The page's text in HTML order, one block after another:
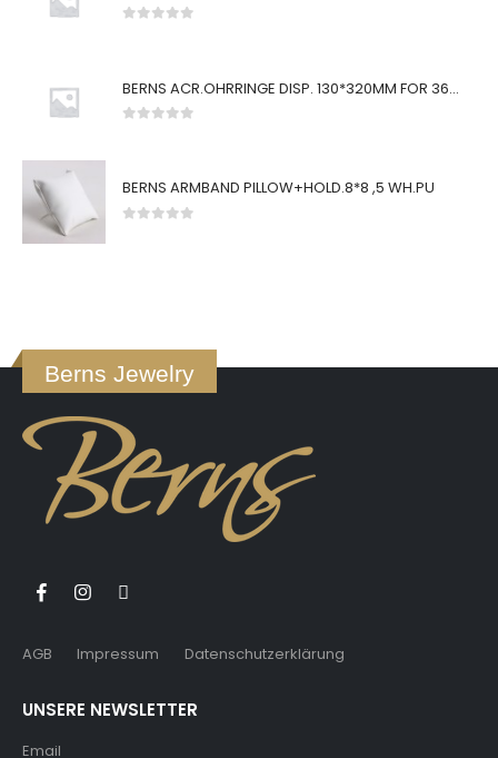
BERNS ACR.OHRRINGE DISP. 130*320MM FOR 36 PAIRS
BERNS ARMBAND PILLOW+HOLD.8*8 ,5 WH.PU
Berns Jewelry
AGB Impressum Datenschutzerklärung
UNSERE NEWSLETTER
Email